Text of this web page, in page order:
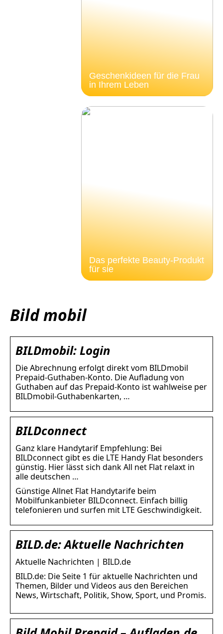
Geschenkideen für die Frau
in Ihrem Leben
Das perfekte Beauty-Produkt
für sie
Bild mobil
BILDmobil: Login
Die Abrechnung erfolgt direkt vom BILDmobil
Prepaid-Guthaben-Konto. Die Aufladung von
Guthaben auf das Prepaid-Konto ist wahlweise per
BILDmobil-Guthabenkarten, …
BILDconnect
Ganz klare Handytarif Empfehlung: Bei
BILDconnect gibt es die LTE Handy Flat besonders
günstig. Hier lässt sich dank All net Flat relaxt in
alle deutschen …
Günstige Allnet Flat Handytarife beim
Mobilfunkanbieter BILDconnect. Einfach billig
telefonieren und surfen mit LTE Geschwindigkeit.
BILD.de: Aktuelle Nachrichten
Aktuelle Nachrichten | BILD.de
BILD.de: Die Seite 1 für aktuelle Nachrichten und
Themen, Bilder und Videos aus den Bereichen
News, Wirtschaft, Politik, Show, Sport, und Promis.